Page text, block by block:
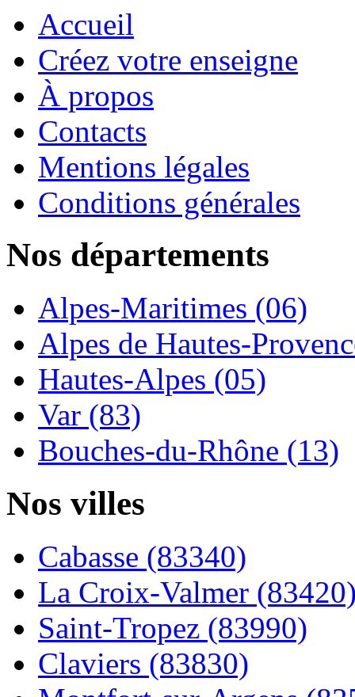
Accueil
Créez votre enseigne
À propos
Contacts
Mentions légales
Conditions générales
Nos départements
Alpes-Maritimes (06)
Alpes de Hautes-
Hautes-Alpes (05)
Var (83)
Bouches-du-Rhône (13)
Nos villes
Cabasse (83340)
La Croix-Valmer
Saint-Tropez (83990)
Claviers (83830)